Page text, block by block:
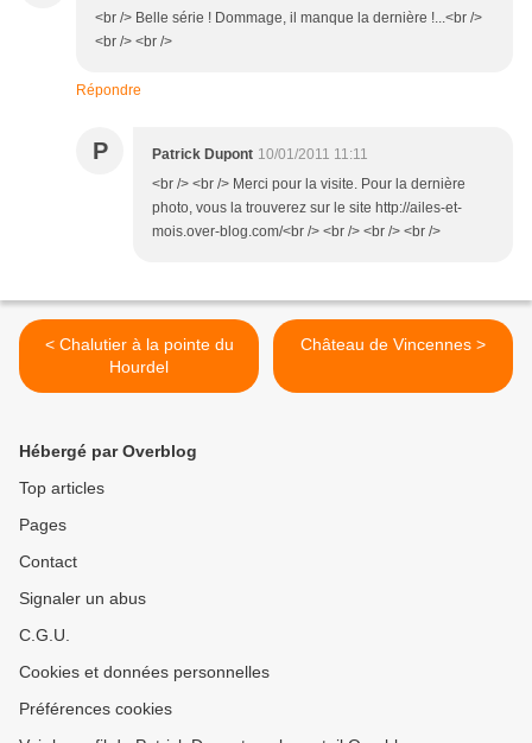
<br /> Belle série ! Dommage, il manque la dernière !...<br />
<br /> <br />
Répondre
P Patrick Dupont 10/01/2011 11:11
<br /> <br /> Merci pour la visite. Pour la dernière
photo, vous la trouverez sur le site http://ailes-et-
mois.over-blog.com/<br /> <br /> <br /> <br />
< Chalutier à la pointe du
Hourdel
Château de Vincennes >
Hébergé par Overblog
Top articles
Pages
Contact
Signaler un abus
C.G.U.
Cookies et données personnelles
Préférences cookies